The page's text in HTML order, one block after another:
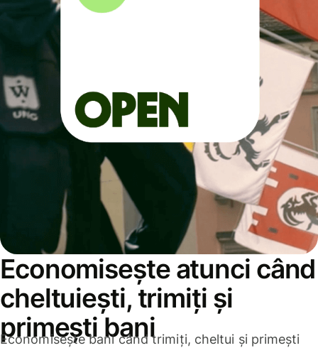
Economisește atunci când
cheltuiești, trimiți și
primești bani
Economisește bani când trimiți, cheltui și primești